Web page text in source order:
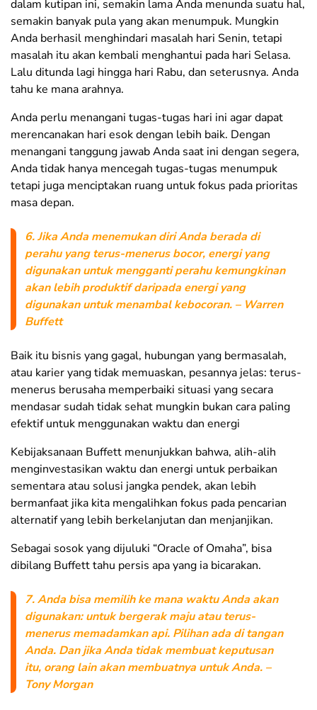
dalam kutipan ini, semakin lama Anda menunda suatu hal,
semakin banyak pula yang akan menumpuk. Mungkin
Anda berhasil menghindari masalah hari Senin, tetapi
masalah itu akan kembali menghantui pada hari Selasa.
Lalu ditunda lagi hingga hari Rabu, dan seterusnya. Anda
tahu ke mana arahnya.
Anda perlu menangani tugas-tugas hari ini agar dapat
merencanakan hari esok dengan lebih baik. Dengan
menangani tanggung jawab Anda saat ini dengan segera,
Anda tidak hanya mencegah tugas-tugas menumpuk
tetapi juga menciptakan ruang untuk fokus pada prioritas
masa depan.
6. Jika Anda menemukan diri Anda berada di
perahu yang terus-menerus bocor, energi yang
digunakan untuk mengganti perahu kemungkinan
akan lebih produktif daripada energi yang
digunakan untuk menambal kebocoran. – Warren
Buffett
Baik itu bisnis yang gagal, hubungan yang bermasalah,
atau karier yang tidak memuaskan, pesannya jelas: terus-
menerus berusaha memperbaiki situasi yang secara
mendasar sudah tidak sehat mungkin bukan cara paling
efektif untuk menggunakan waktu dan energi
Kebijaksanaan Buffett menunjukkan bahwa, alih-alih
menginvestasikan waktu dan energi untuk perbaikan
sementara atau solusi jangka pendek, akan lebih
bermanfaat jika kita mengalihkan fokus pada pencarian
alternatif yang lebih berkelanjutan dan menjanjikan.
Sebagai sosok yang dijuluki “Oracle of Omaha”, bisa
dibilang Buffett tahu persis apa yang ia bicarakan.
7. Anda bisa memilih ke mana waktu Anda akan
digunakan: untuk bergerak maju atau terus-
menerus memadamkan api. Pilihan ada di tangan
Anda. Dan jika Anda tidak membuat keputusan
itu, orang lain akan membuatnya untuk Anda. –
Tony Morgan